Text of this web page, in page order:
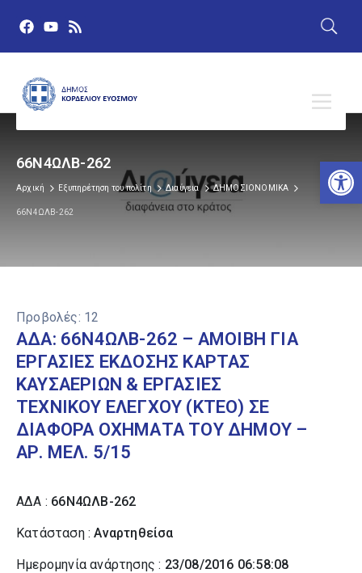
66Ν4ΩΛΒ-262
Αρχική Εξυπηρέτηση του πολίτη Διαύγεια ΔΗΜΟΣΙΟΝΟΜΙΚΑ
66Ν4ΩΛΒ-262
Προβολές: 12
ΑΔΑ: 66Ν4ΩΛΒ-262 – ΑΜΟΙΒΗ ΓΙΑ
ΕΡΓΑΣΙΕΣ ΕΚΔΟΣΗΣ ΚΑΡΤΑΣ
ΚΑΥΣΑΕΡΙΩΝ & ΕΡΓΑΣΙΕΣ
ΤΕΧΝΙΚΟΥ ΕΛΕΓΧΟΥ (ΚΤΕΟ) ΣΕ
ΔΙΑΦΟΡΑ ΟΧΗΜΑΤΑ ΤΟΥ ΔΗΜΟΥ –
ΑΡ. ΜΕΛ. 5/15
ΑΔΑ : 66Ν4ΩΛΒ-262
Κατάσταση :Αναρτηθείσα
Ημερομηνία ανάρτησης : 23/08/2016 06:58:08